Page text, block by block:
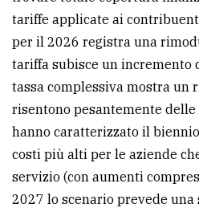
tariffe applicate ai
per il 2026 registra una
tariffa subisce un incremento
tassa complessiva mostra un
risentono pesantemente
hanno caratterizzato il
costi più alti per le aziende
servizio (con aumenti
2027 lo scenario prevede una